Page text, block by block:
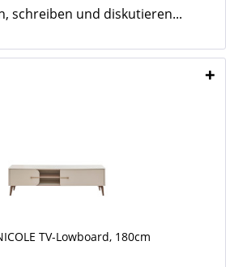
schreiben und diskutieren...
TV-Lowboard, 180cm